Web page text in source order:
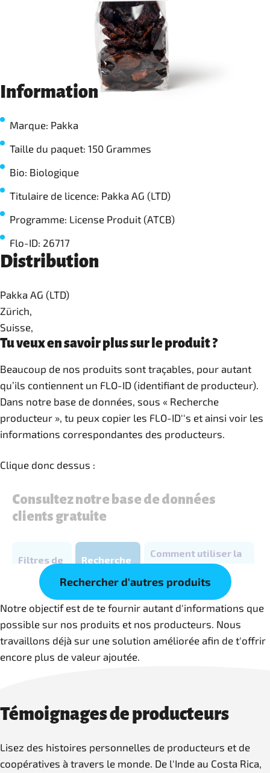
Information
Marque: Pakka
Taille du paquet: 150 Grammes
Bio: Biologique
Titulaire de licence: Pakka AG (LTD)
Programme: License Produit (ATCB)
Flo-ID: 26717
Distribution
Pakka AG (LTD)
Zürich,
Suisse,
Tu veux en savoir plus sur le produit ?
Beaucoup de nos produits sont traçables, pour autant
qu’ils contiennent un FLO-ID (identifiant de producteur).
Dans notre base de données, sous « Recherche
producteur », tu peux copier les FLO-ID''s et ainsi voir les
informations correspondantes des producteurs.
Clique donc dessus :
Rechercher d'autres produits
Notre objectif est de te fournir autant d'informations que
possible sur nos produits et nos producteurs. Nous
travaillons déjà sur une solution améliorée afin de t'offrir
encore plus de valeur ajoutée.
Témoignages de producteurs
Lisez des histoires personnelles de producteurs et de
coopératives à travers le monde. De l'Inde au Costa Rica,